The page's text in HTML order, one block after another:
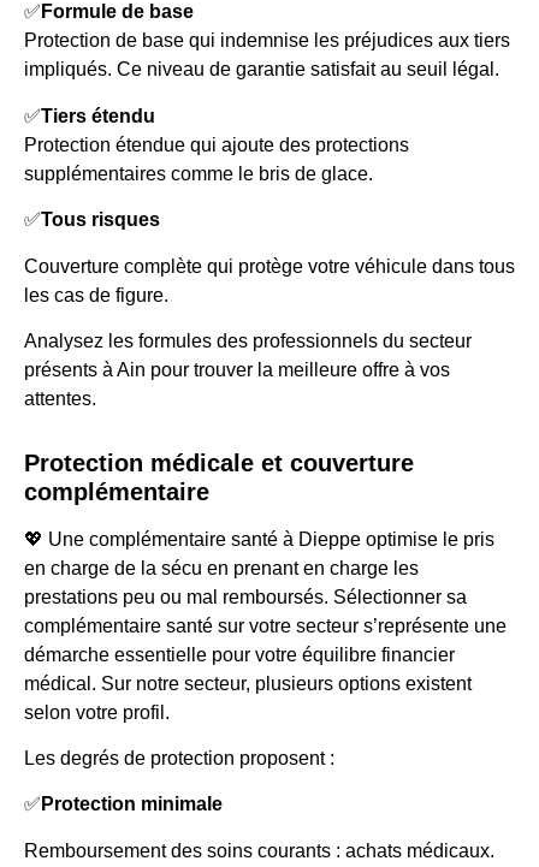
✅ Formule de base
Protection de base qui indemnise les préjudices aux tiers
impliqués. Ce niveau de garantie satisfait au seuil légal.
✅Tiers étendu
Protection étendue qui ajoute des protections
supplémentaires comme le bris de glace.
✅Tous risques
Couverture complète qui protège votre véhicule dans tous
les cas de figure.
Analysez les formules des professionnels du secteur
présents à Ain pour trouver la meilleure offre à vos
attentes.
Protection médicale et couverture
complémentaire
💖 Une complémentaire santé à Dieppe optimise le pris
en charge de la sécu en prenant en charge les
prestations peu ou mal remboursés. Sélectionner sa
complémentaire santé sur votre secteur s’représente une
démarche essentielle pour votre équilibre financier
médical. Sur notre secteur, plusieurs options existent
selon votre profil.
Les degrés de protection proposent :
✅ Protection minimale
Remboursement des soins courants : achats médicaux.